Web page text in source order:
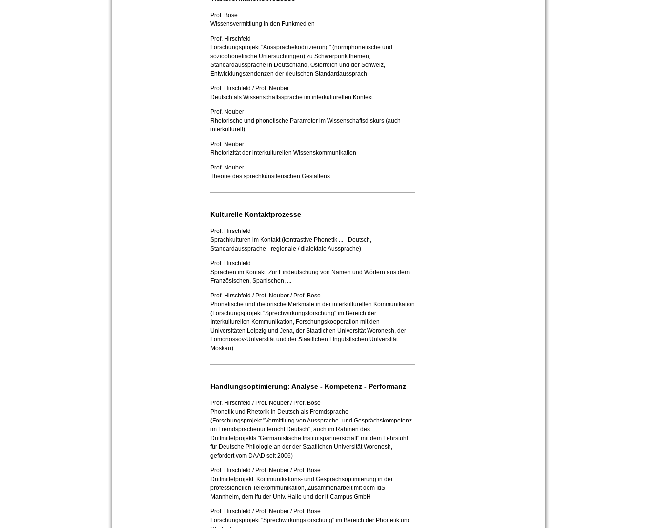
Prof. Bose
Wissensvermittlung in den Funkmedien
Prof. Hirschfeld
Forschungsprojekt "Aussprachekodifizierung" (normphonetische und
soziophonetische Untersuchungen) zu Schwerpunktthemen,
Standardaussprache in Deutschland, Österreich und der Schweiz,
Entwicklungstendenzen der deutschen Standardaussprach
Prof. Hirschfeld / Prof. Neuber
Deutsch als Wissenschaftssprache im interkulturellen Kontext
Prof. Neuber
Rhetorische und phonetische Parameter im Wissenschaftsdiskurs (auch
interkulturell)
Prof. Neuber
Rhetorizität der interkulturellen Wissenskommunikation
Prof. Neuber
Theorie des sprechkünstlerischen Gestaltens
Kulturelle Kontaktprozesse
Prof. Hirschfeld
Sprachkulturen im Kontakt (kontrastive Phonetik ... - Deutsch,
Standardaussprache - regionale / dialektale Aussprache)
Prof. Hirschfeld
Sprachen im Kontakt: Zur Eindeutschung von Namen und Wörtern aus dem
Französischen, Spanischen, ...
Prof. Hirschfeld / Prof. Neuber / Prof. Bose
Phonetische und rhetorische Merkmale in der interkulturellen Kommunikation
(Forschungsprojekt "Sprechwirkungsforschung" im Bereich der
Interkulturellen Kommunikation, Forschungskooperation mit den
Universitäten Leipzig und Jena, der Staatlichen Universität Woronesh, der
Lomonossov-Universität und der Staatlichen Linguistischen Universität
Moskau)
Handlungsoptimierung: Analyse - Kompetenz - Performanz
Prof. Hirschfeld / Prof. Neuber / Prof. Bose
Phonetik und Rhetorik in Deutsch als Fremdsprache
(Forschungsprojekt "Vermittlung von Aussprache- und Gesprächskompetenz
im Fremdsprachenunterricht Deutsch", auch im Rahmen des
Drittmittelprojekts "Germanistische Institutspartnerschaft" mit dem Lehrstuhl
für Deutsche Philologie an der der Staatlichen Universität Woronesh,
gefördert vom DAAD seit 2006)
Prof. Hirschfeld / Prof. Neuber / Prof. Bose
Drittmittelprojekt: Kommunikations- und Gesprächsoptimierung in der
professionellen Telekommunikation, Zusammenarbeit mit dem IdS
Mannheim, dem ifu der Univ. Halle und der it-Campus GmbH
Prof. Hirschfeld / Prof. Neuber / Prof. Bose
Forschungsprojekt "Sprechwirkungsforschung" im Bereich der Phonetik und